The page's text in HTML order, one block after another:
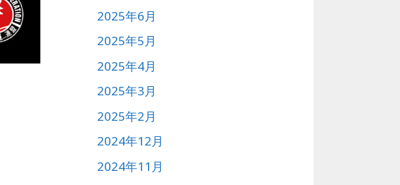
2025年6月
2025年5月
2025年4月
2025年3月
2025年2月
2024年12月
2024年11月